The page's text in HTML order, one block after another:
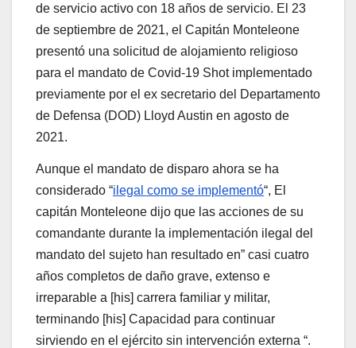
de servicio activo con 18 años de servicio. El 23
de septiembre de 2021, el Capitán Monteleone
presentó una solicitud de alojamiento religioso
para el mandato de Covid-19 Shot implementado
previamente por el ex secretario del Departamento
de Defensa (DOD) Lloyd Austin en agosto de
2021.
Aunque el mandato de disparo ahora se ha
considerado “ilegal como se implementó“, El
capitán Monteleone dijo que las acciones de su
comandante durante la implementación ilegal del
mandato del sujeto han resultado en” casi cuatro
años completos de daño grave, extenso e
irreparable a [his] carrera familiar y militar,
terminando [his] Capacidad para continuar
sirviendo en el ejército sin intervención externa “.